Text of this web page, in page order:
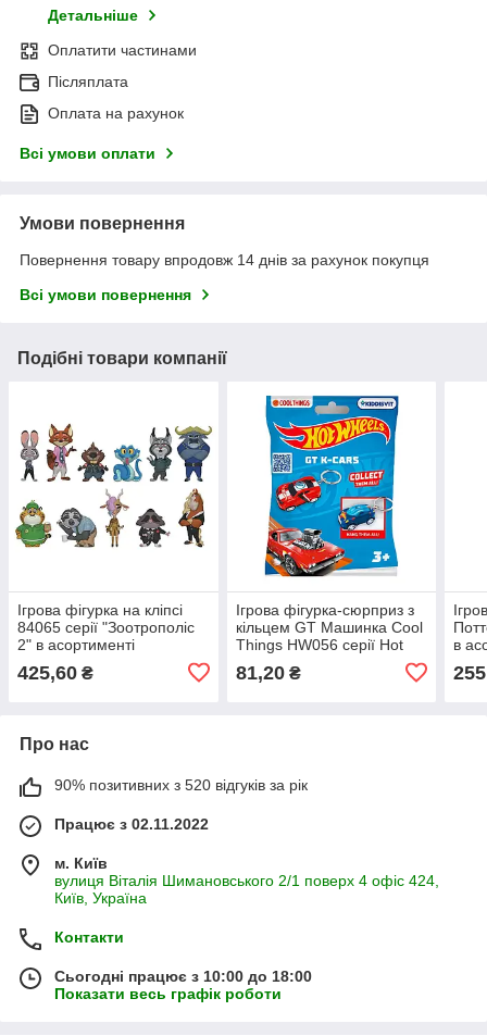
Детальніше
Оплатити частинами
Післяплата
Оплата на рахунок
Всі умови оплати
Умови повернення
Повернення товару впродовж 14 днів за рахунок покупця
Всі умови повернення
Подібні товари компанії
Ігрова фігурка на кліпсі
84065 серії "Зоотрополіс
2" в асортименті
425,60 ₴
Ігрова фігурка-сюрприз з
кільцем GT Машинка Cool
Things HW056 серії Hot
81,20₴
в
255
Про нас
90% позитивних з 520 відгуків за рік
Працює з 02.11.2022
м. Київ
вулиця Віталія Шимановського 2/1 поверх 4 офіс 424,
Київ, Україна
Контакти
Сьогодні працює з 10:00 до 18:00
Показати весь графік роботи